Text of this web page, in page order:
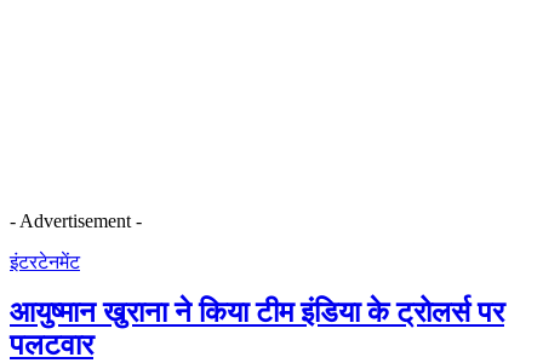
- Advertisement -
इंटरटेनमेंट
आयुष्मान खुराना ने किया टीम इंडिया के ट्रोलर्स पर
पलटवार